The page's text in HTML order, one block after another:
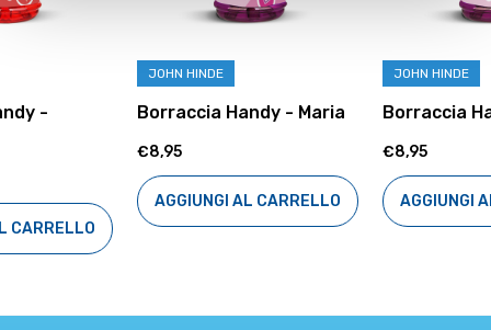
Borraccia Handy - Maria
AGGIUNGI AL CARRELLO
Borraccia Handy - Mia
AGGIUNGI AL CARRELLO